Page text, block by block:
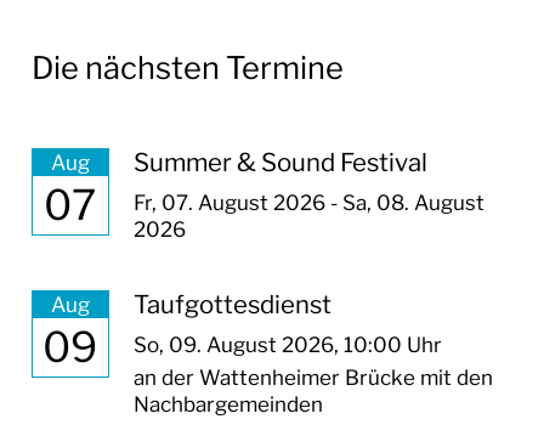
BAUSTELLEN IN LORSCH
REGENRÜCKHALTEBECKEN
BAUSTELLENTAGEBUCH
NIBELUNGENHALLE
BAUSTELLENTAGEBUCH PUMPWERK OST
AMTLICHE BEKANNTMACHUNGEN
RATHAUS & SERVICE
Die nächsten Termine
Aug
07
Summer & Sound Festival
Fr, 07. August 2026- Sa, 08. August
2026
Aug
09
Taufgottesdienst
So, 09. August 2026, 10:00 Uhr
an der Wattenheimer Brücke mit den
Nachbargemeinden